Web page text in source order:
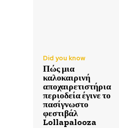
Did you know
Πώς μια
καλοκαιρινή
αποχαιρετιστήρια
περιοδεία έγινε το
πασίγνωστο
φεστιβάλ
Lollapalooza